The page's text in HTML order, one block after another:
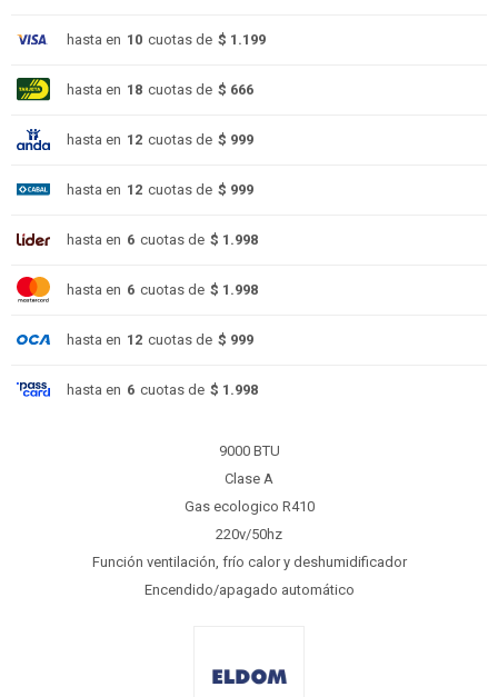
hasta en 10 cuotas de $ 1.199
hasta en 18 cuotas de $ 666
hasta en 12 cuotas de $ 999
hasta en 12 cuotas de $ 999
hasta en 6 cuotas de $ 1.998
hasta en 6 cuotas de $ 1.998
hasta en 12 cuotas de $ 999
hasta en 6 cuotas de $ 1.998
9000 BTU
Clase A
Gas ecologico R410
220v/50hz
Función ventilación, frío calor y deshumidificador
Encendido/apagado automático